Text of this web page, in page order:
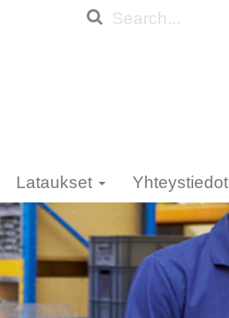
Lataukset Yhteystiedot